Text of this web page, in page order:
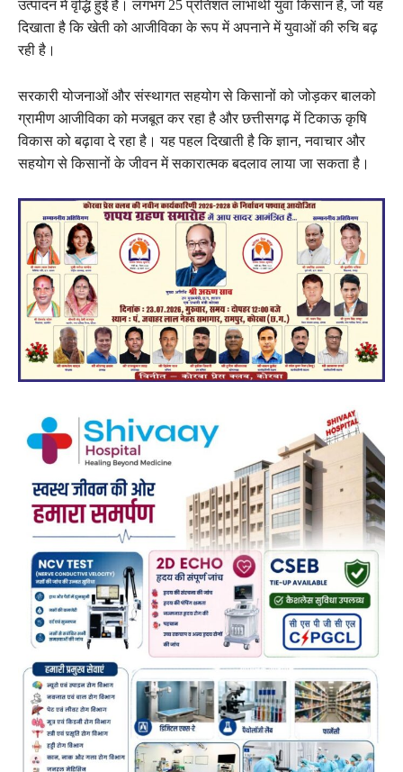
उत्पादन में वृद्धि हुई है। लगभग 25 प्रतिशत लाभार्थी युवा किसान हैं, जो यह
दिखाता है कि खेती को आजीविका के रूप में अपनाने में युवाओं की रुचि बढ़
रही है।
सरकारी योजनाओं और संस्थागत सहयोग से किसानों को जोड़कर बालको
ग्रामीण आजीविका को मजबूत कर रहा है और छत्तीसगढ़ में टिकाऊ कृषि
विकास को बढ़ावा दे रहा है। यह पहल दिखाती है कि ज्ञान, नवाचार और
सहयोग से किसानों के जीवन में सकारात्मक बदलाव लाया जा सकता है।